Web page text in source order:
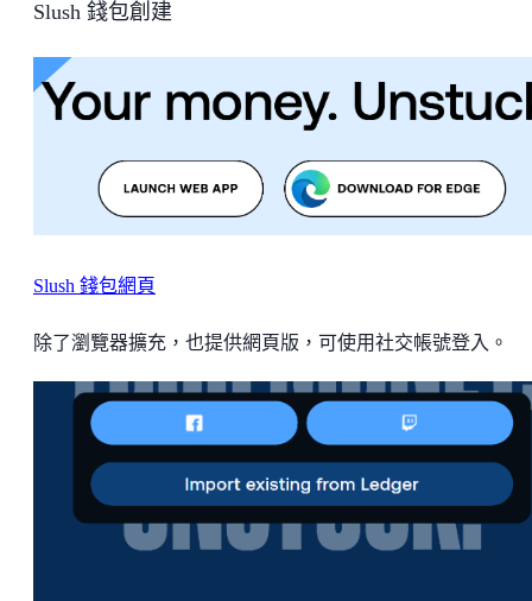
Slush 錢包創建
Slush 錢包網頁
除了瀏覽器擴充，也提供網頁版，可使用社交帳號登入。